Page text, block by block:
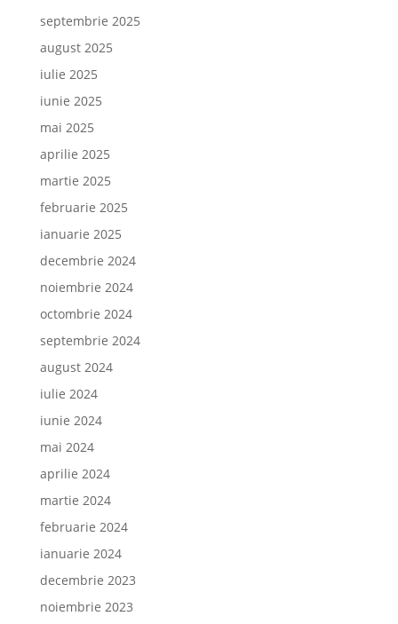
septembrie 2025
august 2025
iulie 2025
iunie 2025
mai 2025
aprilie 2025
martie 2025
februarie 2025
ianuarie 2025
decembrie 2024
noiembrie 2024
octombrie 2024
septembrie 2024
august 2024
iulie 2024
iunie 2024
mai 2024
aprilie 2024
martie 2024
februarie 2024
ianuarie 2024
decembrie 2023
noiembrie 2023